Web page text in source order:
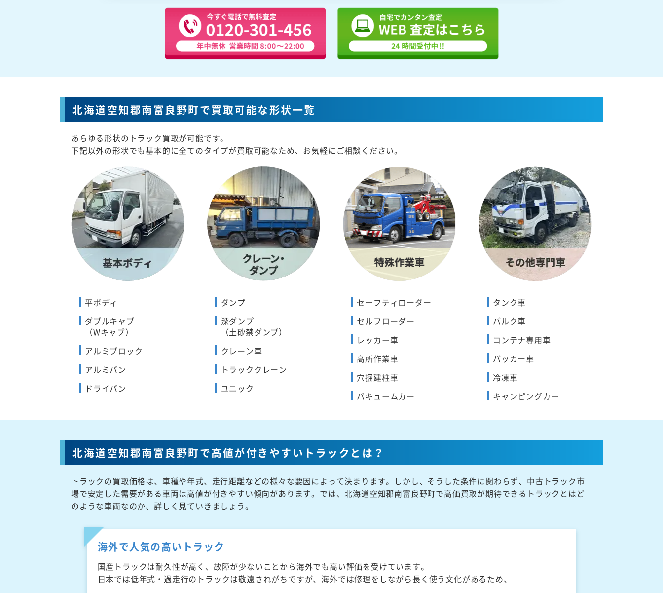
北海道空知郡南富良野町で買取可能な形状一覧
あらゆる形状のトラック買取が可能です。
下記以外の形状でも基本的に全てのタイプが買取可能なため、お気軽にご相談ください。
平ボディ
ダブルキャブ
（Wキャブ）
アルミブロック
アルミバン
ドライバン
ダンプ
深ダンプ
（土砂禁ダンプ）
クレーン車
トラッククレーン
ユニック
セーフティローダー
セルフローダー
レッカー車
高所作業車
穴掘建柱車
バキュームカー
タンク車
バルク車
コンテナ専用車
パッカー車
冷凍車
キャンピングカー
北海道空知郡南富良野町で高値が付きやすいトラックとは？
トラックの買取価格は、車種や年式、走行距離などの様々な要因によって決まります。しかし、そうした条件に関わらず、中古トラック市
場で安定した需要がある車両は高値が付きやすい傾向があります。では、北海道空知郡南富良野町で高価買取が期待できるトラックとはど
のような車両なのか、詳しく見ていきましょう。
海外で人気の高いトラック
国産トラックは耐久性が高く、故障が少ないことから海外でも高い評価を受けています。
日本では低年式・過走行のトラックは敬遠されがちですが、海外では修理をしながら長く使う文化があるため、